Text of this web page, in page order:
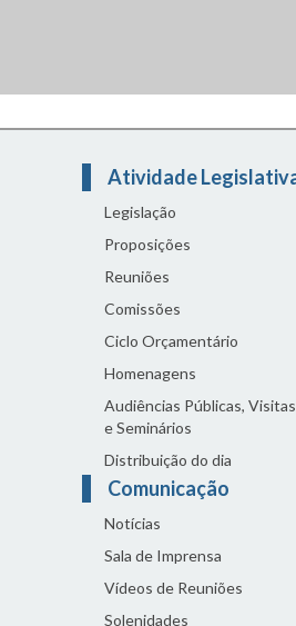
Atividade
Legislação
Proposições
Reuniões
Comissões
Ciclo Orçamentário
Homenagens
Audiências Públicas,
e Seminários
Distribuição do dia
Comunicação
Notícias
Sala de Imprensa
Vídeos de Reuniões
Solenidades